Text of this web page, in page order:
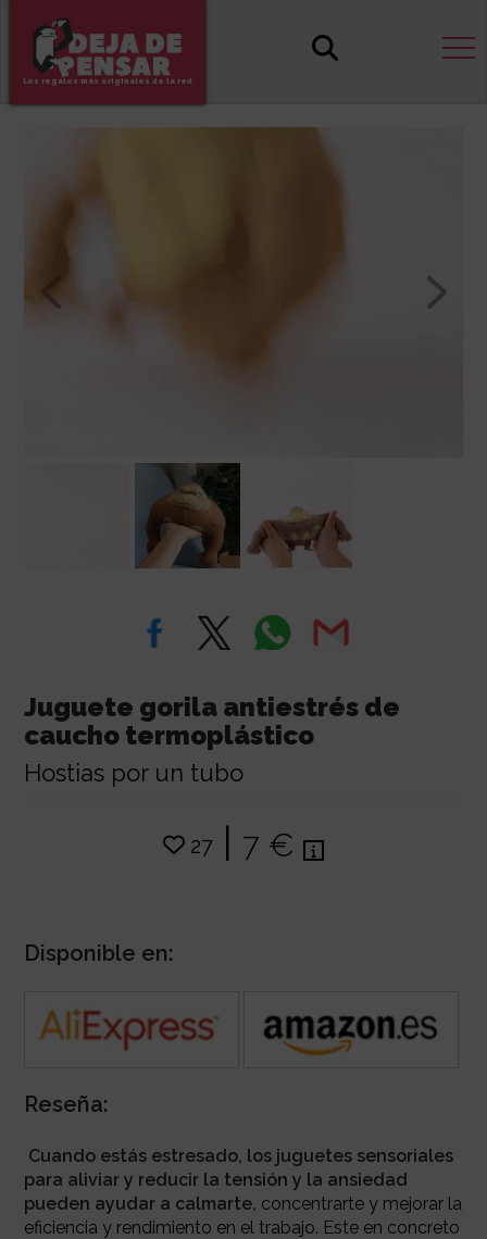
Los regalos más originales de la red
Juguete gorila antiestrés de
caucho termoplástico
Hostias por un tubo
27| 7 €
Disponible en:
Reseña:
Cuando estás estresado, los juguetes sensoriales
para aliviar y reducir la tensión y la ansiedad
pueden ayudar a calmarte, concentrarte y mejorar la
eficiencia y rendimiento en el trabajo. Este en concreto